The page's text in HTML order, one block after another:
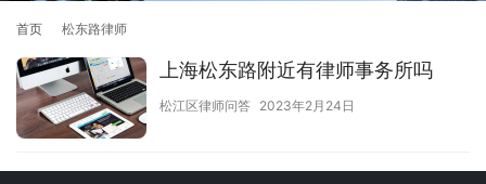
首页 松东路律师
上海松东路附近有律师事务所吗
松江区律师问答 2023年2月24日